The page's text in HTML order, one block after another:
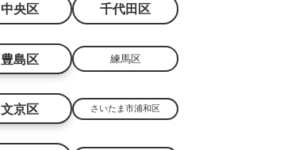
中央区 千代田区
豊島区 練馬区
文京区 さいたま市浦和区